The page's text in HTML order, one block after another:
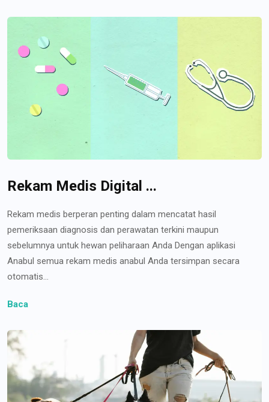
Rekam Medis Digital ...
Rekam medis berperan penting dalam mencatat hasil
pemeriksaan diagnosis dan perawatan terkini maupun
sebelumnya untuk hewan peliharaan Anda Dengan aplikasi
Anabul semua rekam medis anabul Anda tersimpan secara
otomatis...
Baca